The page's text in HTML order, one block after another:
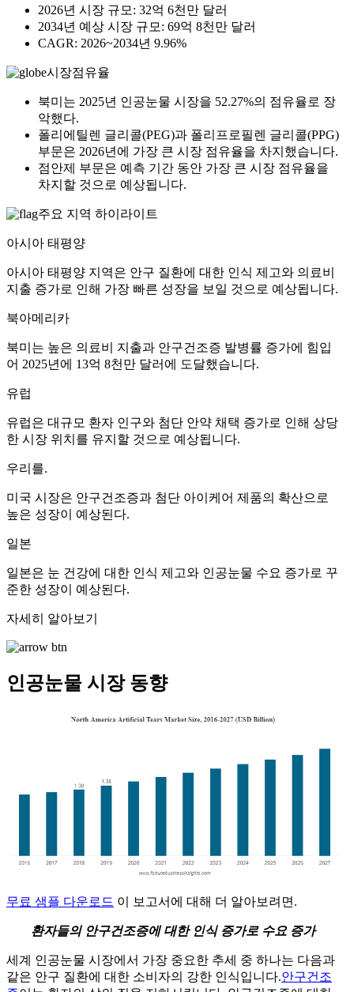
2026년 시장 규모: 32억 6천만 달러
2034년 예상 시장 규모: 69억 8천만 달러
CAGR: 2026~2034년 9.96%
시장점유율
북미는 2025년 인공눈물 시장을 52.27%의 점유율로 장
악했다.
폴리에틸렌 글리콜(PEG)과 폴리프로필렌 글리콜(PPG)
부문은 2026년에 가장 큰 시장 점유율을 차지했습니다.
점안제 부문은 예측 기간 동안 가장 큰 시장 점유율을
차지할 것으로 예상됩니다.
주요 지역 하이라이트
아시아 태평양
아시아 태평양 지역은 안구 질환에 대한 인식 제고와 의료비
지출 증가로 인해 가장 빠른 성장을 보일 것으로 예상됩니다.
북아메리카
북미는 높은 의료비 지출과 안구건조증 발병률 증가에 힘입
어 2025년에 13억 8천만 달러에 도달했습니다.
유럽
유럽은 대규모 환자 인구와 첨단 안약 채택 증가로 인해 상당
한 시장 위치를 ​​유지할 것으로 예상됩니다.
우리를.
미국 시장은 안구건조증과 첨단 아이케어 제품의 확산으로
높은 성장이 예상된다.
일본
일본은 눈 건강에 대한 인식 제고와 인공눈물 수요 증가로 꾸
준한 성장이 예상된다.
자세히 알아보기
인공눈물 시장 동향
무료 샘플 다운로드 이 보고서에 대해 더 알아보려면.
환자들의 안구건조증에 대한 인식 증가로 수요 증가
세계 인공눈물 시장에서 가장 중요한 추세 중 하나는 다음과
같은 안구 질환에 대한 소비자의 강한 인식입니다.안구건조